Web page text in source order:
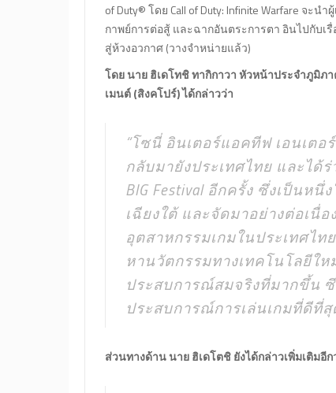
of Duty® โดย Call of Duty: Infinite Warfare จ
กาพย์การต่อสู้ และฉากอันตระการตา อินไปกับเ
สู่ห้วงอวกาศ (วางจำหน่ายแล้ว)
โดย นาย ฮิเดโทชิ ทากิกาวา หัวหน้าประจำภูมิภ
เมนต์ (สิงคโปร์) ได้กล่าวว่า
“โซนี่ อินเตอร์แอคทีฟ เอนเต
กลับมายังประเทศไทย และได้ร่
BIG Festival อีกครั้ง ซึ่งเป็นห
เฉียงใต้ และจัดมาอย่างต่อเนื่
อุตสาหกรรมเกมในประเทศไท
หานวัตกรรมทางเทคโนโลยีให
ประสบการณ์สมจริงที่มากขึ้น
ประสบการณ์การเล่นเกมที่ดีที่
ส่วนทางด้าน นาย ฮิเดโตชิ ยังได้กล่าวเพิ่มเติมอีก